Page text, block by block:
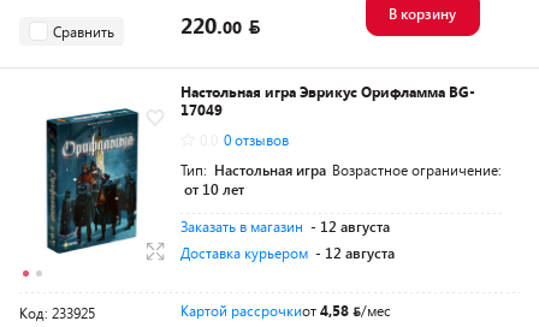
Сравнить 220.00
В корзину
Настольная игра Эврикус Орифламма BG-
17049
0 отзывов
Тип: Настольная игра Возрастное ограничение:
от 10 лет
Заказать в магазин - 12 августа
Доставка курьером - 12 августа
Код: 233925 Картой рассрочкиот4,58 /мес